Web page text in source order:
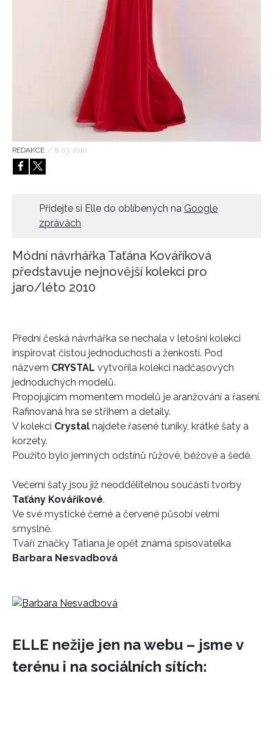
REDAKCE / 8. 03. 2010
Přidejte si Elle do oblíbených na Google
zprávách
Módní návrhářka Taťána Kováříková
představuje nejnovější kolekci pro
jaro/léto 2010
Přední česká návrhářka se nechala v letošní kolekci
inspirovat čistou jednoduchostí a ženkostí. Pod
názvem CRYSTAL vytvořila kolekci nadčasových
jednoduchých modelů.
Propojujícím momentem modelů je aranžování a řasení.
Rafinovaná hra se střihem a detaily.
V kolekci Crystal najdete řasené tuniky, krátké šaty a
korzety.
Použito bylo jemných odstínů růžové, béžové a šedé.
Večerní šaty jsou již neoddělitelnou součástí tvorby
Taťány Kováříkové.
Ve své mystické černé a červené působí velmi
smyslně.
Tváří značky Tatiana je opět známá spisovatelka
Barbara Nesvadbová
ELLE nežije jen na webu – jsme v
terénu i na sociálních sítích: